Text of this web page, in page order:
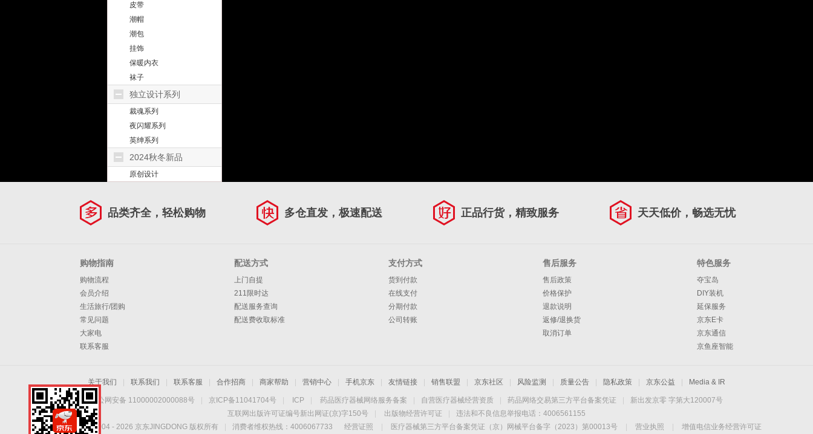
皮带
潮帽
潮包
挂饰
保暖内衣
袜子
独立设计系列
裁魂系列
夜闪耀系列
英绅系列
2024秋冬新品
原创设计
品类齐全，轻松购物 多仓直发，极速配送 正品行货，精致服务 天天低价，畅选无忧
购物指南
购物流程
会员介绍
生活旅行/团购
常见问题
大家电
联系客服
配送方式
上门自提
211限时达
配送服务查询
配送费收取标准
支付方式
货到付款
在线支付
分期付款
公司转账
售后服务
售后政策
价格保护
退款说明
返修/退换货
取消订单
特色服务
夺宝岛
DIY装机
延保服务
京东E卡
京东通信
京鱼座智能
关于我们 联系我们 联系客服 合作招商 商家帮助 营销中心 手机京东 友情链接 销售联盟 京东社区 风险监测 质量公告 隐私政策 京东公益 Media & IR
京公网安备 11000002000088号 京ICP备11041704号 ICP 药品医疗器械网络服务备案 自营医疗器械经营资质 药品网络交易第三方平台备案凭证
新出发京零 字第大120007号
互联网出版许可证编号新出网证(京)字150号
出版物经营许可证
违法和不良信息举报电话：4006561155
Copyright © 2004 - 2026 京东JINGDONG 版权所有 消费者维权热线：4006067733 经营证照 医疗器械第三方平台备案凭证（京）网械平台备字（2023）第00013号 营业执照 增值电信业务经营许可证